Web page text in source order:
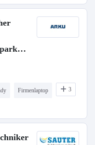
Firmenlaptop 3